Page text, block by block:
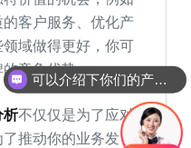
客户服务、优化产
域做得更好，你可
竞争优势。
析不仅仅是为了应对
推动你的业务发
可以介绍下你们的产品么
你们是怎么收费的呢